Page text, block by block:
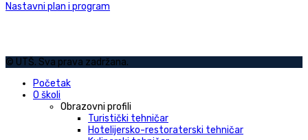
Nastavni plan i program
© UTŠ. Sva prava zadržana.
Početak
O školi
Obrazovni profili
Turistički tehničar
Hotelijersko-restoraterski tehničar